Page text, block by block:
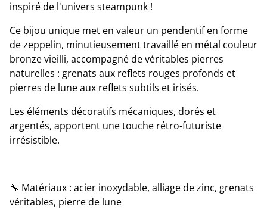
inspiré de l'univers steampunk !
Ce bijou unique met en valeur un pendentif en forme
de zeppelin, minutieusement travaillé en métal couleur
bronze vieilli, accompagné de véritables pierres
naturelles : grenats aux reflets rouges profonds et
pierres de lune aux reflets subtils et irisés.
Les éléments décoratifs mécaniques, dorés et
argentés, apportent une touche rétro-futuriste
irrésistible.
🔧 Matériaux : acier inoxydable, alliage de zinc, grenats
véritables, pierre de lune